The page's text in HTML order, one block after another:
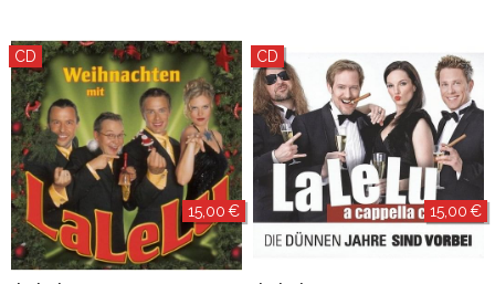
CD
15,00 €
CD
15,00 €